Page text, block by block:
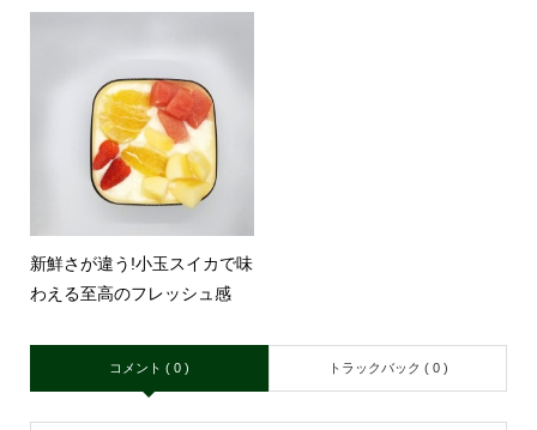
新鮮さが違う!小玉スイカで味
わえる至高のフレッシュ感
コメント ( 0 ) トラックバック ( 0 )